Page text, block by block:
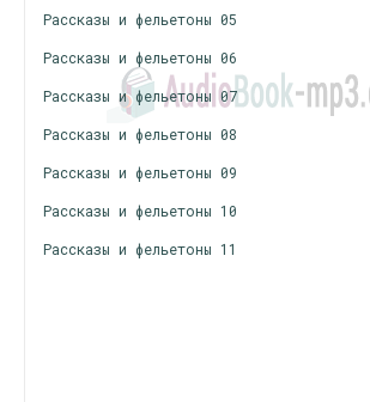
Рассказы и фельетоны 05
Рассказы и фельетоны 06
Рассказы и фельетоны 07
Рассказы и фельетоны 08
Рассказы и фельетоны 09
Рассказы и фельетоны 10
Рассказы и фельетоны 11